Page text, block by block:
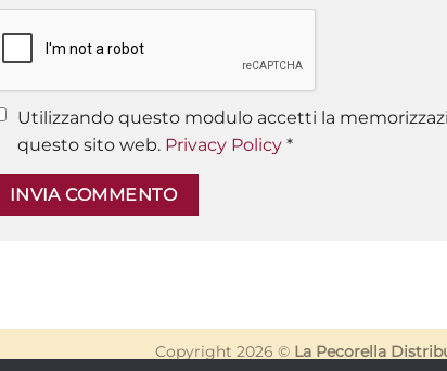
Utilizzando questo modulo accetti la
questo sito web. Privacy Policy *
Copyright 2026 © La Pecorella